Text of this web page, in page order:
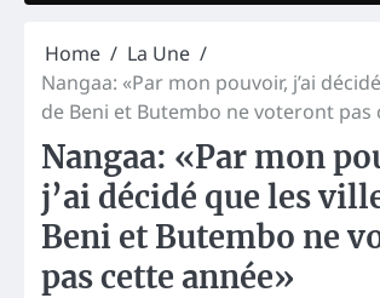
Home
La Une
Nangaa: «Par mon pouvoir, j’ai
de Beni et Butembo ne voteront pas
Nangaa: «Par mon
j’ai décidé que les
Beni et Butembo ne
pas cette année»